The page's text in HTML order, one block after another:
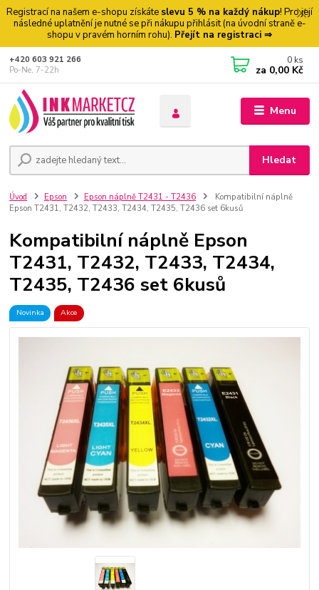
Registrací na našem e-shopu získáte slevu 5 % na každý nákup! Pro její
následné uplatnění je nutné se při nákupu přihlásit (na úvodní straně e-
shopu v pravém horním rohu). Přejít na registraci ⇒
Menu
Hledat
+420 603 921 266
Po-Ne, 7-22h
0 ks
za 0,00 Kč
Úvod Epson Epson náplně T2431 - T2436
Kompatibilní náplně
Epson T2431, T2432, T2433, T2434, T2435, T2436 set 6kusů
Kompatibilní náplně Epson
T2431, T2432, T2433, T2434,
T2435, T2436 set 6kusů
Novinka Akce